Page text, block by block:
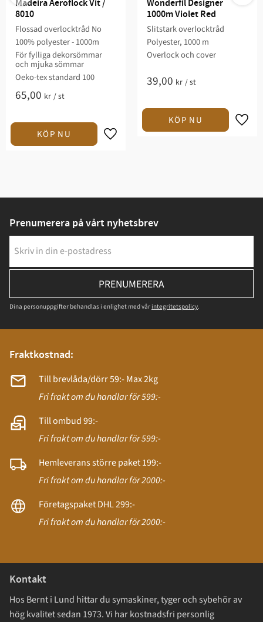
Madeira Aeroflock Vit /
8010
Flossad overlocktråd No
100% polyester - 1000m
För fylliga dekorsömmar
och mjuka sömmar
Oeko-tex standard 100
65,00 kr /st
Wonderfil Designer
1000m Violet Red
Slitstark overlocktråd
Polyester, 1000 m
Overlock och cover
39,00 kr /st
Prenumerera på vårt nyhetsbrev
PRENUMERERA
Dina personuppgifter behandlas i enlighet med vår integritetspolicy.
Fraktkostnad:
Till brevlåda/dörr 59:- Max 2kg
Fri frakt om du handlar för 599:-
Till ombud 99:-
Fri frakt om du handlar för 599:-
Hemleverans större paket 199:-
Fri frakt om du handlar för 2000:-
Företagspaket DHL 299:-
Fri frakt om du handlar för 2000:-
Kontakt
Hos Bernt i Lund hittar du symaskiner, tyger och sybehör av
hög kvalitet sedan 1973. Vi har kostnadsfri personlig